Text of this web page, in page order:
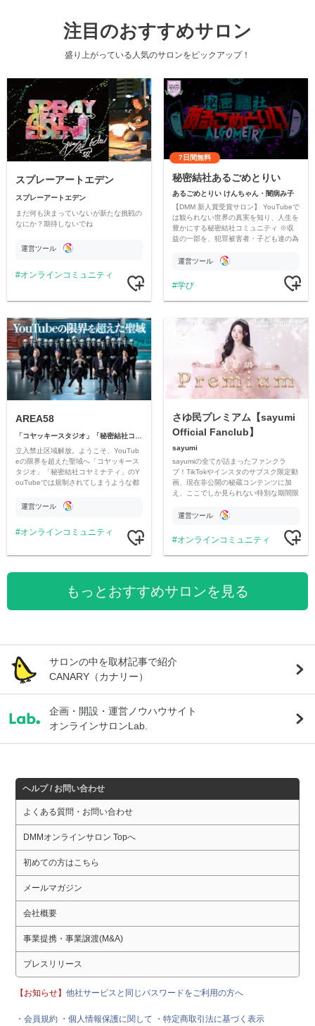
注目のおすすめサロン
盛り上がっている人気のサロンをピックアップ！
スプレーアートエデン
スプレーアートエデン
まだ何も決まっていないが新たな挑戦の
なにか？期待しないでね
運営ツール
オンラインコミュニティ
7日間無料
秘密結社あるごめとりい
あるごめとりい けんちゃん・闇病み子
【DMM 新人賞受賞サロン】 YouTubeで
は観られない世界の真実を知り、人生を
豊かにする秘密結社コミュニティ ※収
益の一部を、犯罪被害者・子ども達の為
す運営ツール
学び
AREA58
立入禁止区域解放。ようこそ、YouTub
eの限界を超えた聖域へ「コヤッキース
タジオ」「秘密結社コヤミナティ」のY
ouTubeでは規制されてしまうような都
公開。
運営ツール
オンラインコミュニティ
さゆ民プレミアム【sayumi
Official Fanclub】
sayumi
sayumiの全てが詰まったファンクラ
ブ！TikTokやインスタのサブスク限定動
画、現在非公開の秘蔵コンテンツに加
え、ここでしか見られない特別な期間限
運営ツール
オンラインコミュニティ
もっとおすすめサロンを見る
サロンの中を取材記事で紹介
CANARY（カナリー）
企画・開設・運営ノウハウサイト
オンラインサロンLab.
ヘルプ / お問い合わせ
よくある質問・お問い合わせ
DMMオンラインサロン Topへ
初めての方はこちら
メールマガジン
会社概要
事業提携・事業譲渡(M&A)
プレスリリース
【お知らせ】他社サービスと同じパスワードをご利用の方へ
・会員規約 ・個人情報保護に関して ・特定商取引法に基づく表示